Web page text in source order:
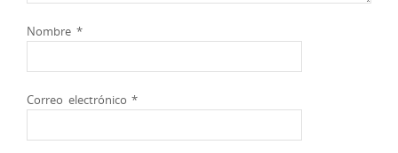
Nombre *
Correo electrónico*